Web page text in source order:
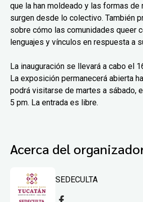
que la han moldeado y las formas
surgen desde lo colectivo. También
sobre cómo las comunidades queer
lenguajes y vínculos en respuesta a
La inauguración se llevará a cabo el
La exposición permanecerá abierta
podrá visitarse de martes a sábado,
5 pm. La entrada es libre.
Acerca del
SEDECULTA